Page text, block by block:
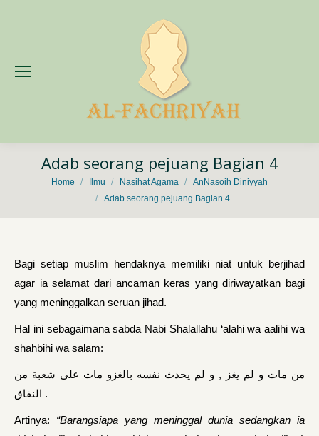
Adab seorang pejuang Bagian 4
You are here:
Home Ilmu Nasihat Agama
AnNasoih Diniyyah
Adab seorang pejuang Bagian 4
Bagi setiap muslim hendaknya memiliki niat untuk berjihad
agar ia selamat dari ancaman keras yang diriwayatkan bagi
yang meninggalkan seruan jihad.
Hal ini sebagaimana sabda Nabi Shalallahu ‘alahi wa aalihi wa
shahbihi wa salam:
من مات و لم يغز , و لم يحدث نفسه بالغزو مات على شعبة من
النفاق .
Artinya: “Barangsiapa yang meninggal dunia sedangkan ia